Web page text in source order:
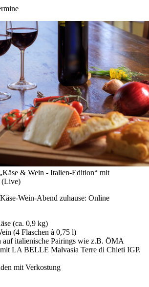
& Wein - Italien-Edition“ mit
(Live)
Wein-Abend zuhause: Online
(ca. 0,9 kg)
(4 Flaschen à 0,75 l)
auf italienische Pairings wie z.B. ÖMA
LA BELLE Malvasia Terre di Chieti IGP.
mit Verkostung